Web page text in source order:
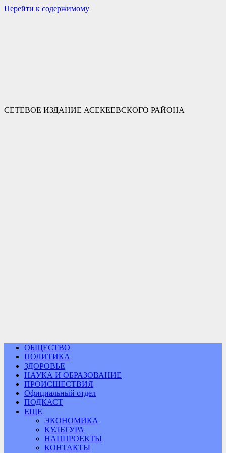
Перейти к содержимому
СЕТЕВОЕ ИЗДАНИЕ АСЕКЕЕВСКОГО РАЙОНА
ОБЩЕСТВО
ПОЛИТИКА
ЗДОРОВЬЕ
НАУКА И ОБРАЗОВАНИЕ
ПРОИСШЕСТВИЯ
Официальный отдел
ПОДКАСТ
ЕЩЕ
ЭКОНОМИКА
КУЛЬТУРА
НАЦПРОЕКТЫ
КОНТАКТЫ